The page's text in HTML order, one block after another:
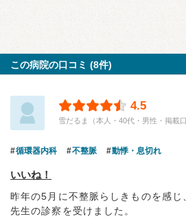
この病院の口コミ (8件)
4.5
雪だるま（本人・40代・男性・掲載
循環器内科 不整脈 動悸・息切れ
いいね！
昨年の5月に不整脈らしきものを感
先生の診察を受けました。